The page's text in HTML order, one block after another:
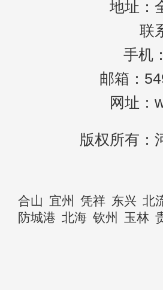
地址：
联
手机
邮箱：
网址：
版权所有：
合山 宜州 凭祥 东兴 北
防城港 北海 钦州 玉林